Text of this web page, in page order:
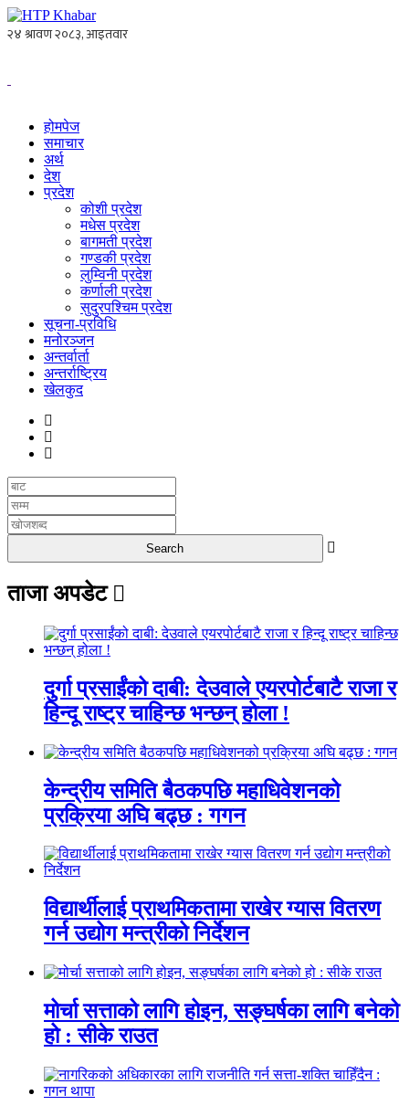
होमपेज
समाचार
अर्थ
देश
प्रदेश
कोशी प्रदेश
मधेस प्रदेश
बागमती प्रदेश
गण्डकी प्रदेश
लुम्विनी प्रदेश
कर्णाली प्रदेश
सुदुरपश्चिम प्रदेश
सूचना-प्रविधि
मनोरञ्जन
अन्तर्वार्ता
अन्तर्राष्ट्रिय
खेलकुद
ताजा अपडेट
दुर्गा प्रसाईंको दाबी: देउवाले एयरपोर्टबाटै राजा र
हिन्दू राष्ट्र चाहिन्छ भन्छन् होला !
केन्द्रीय समिति बैठकपछि महाधिवेशनको
प्रक्रिया अघि बढ्छ : गगन
विद्यार्थीलाई प्राथमिकतामा राखेर ग्यास वितरण
गर्न उद्योग मन्त्रीको निर्देशन
मोर्चा सत्ताको लागि होइन, सङ्घर्षका लागि बनेको
हो : सीके राउत